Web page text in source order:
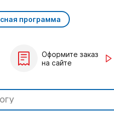
программа
Оформите заказ
на сайте